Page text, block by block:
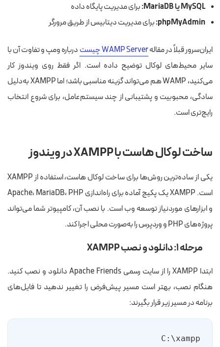
MySQL یا MariaDB:
برای مدیریت پایگاه داده
phpMyAdmin: برای مدیریت دیتابیس از طریق مرورگر
ایران‌سرور قبلاً در مقالهWAMP Server چیست
درباره ومپ و تفاوت آن با
سایر محیط‌های لوکال توضیح داده است. اگر فقط روی ویندوز کار
می‌کنید، WAMP هم می‌تواند گزینه مناسبی باشد؛ اما XAMPP به‌دلیل
سادگی، محبوبیت و پشتیبانی از چند سیستم‌عامل، برای شروع انتخاب
رایج‌تری است.
ساخت لوکال هاست با XAMPP در ویندوز
یکی از ساده‌ترین روش‌ها برای ساخت لوکال هاست، استفاده از XAMPP
است. XAMPP یک پکیج آماده برای راه‌اندازی Apache، MariaDB، PHP
و ابزارهای موردنیاز توسعه وب است. با نصب آن، کامپیوتر شما می‌تواند
پروژه‌های PHP و وردپرس را به‌صورت محلی اجرا کند.
مرحله ۱: دانلود و نصب XAMPP
ابتدا XAMPP را از سایت رسمی Apache Friends دانلود و نصب کنید.
هنگام نصب، بهتر است مسیر پیش‌فرض را تغییر ندهید تا فایل‌های
برنامه در مسیر زیر قرار بگیرند:
C:\xampp